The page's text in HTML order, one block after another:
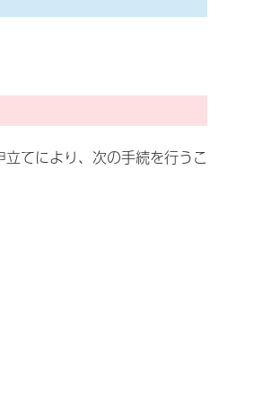
てにより、次の手続を行うこ